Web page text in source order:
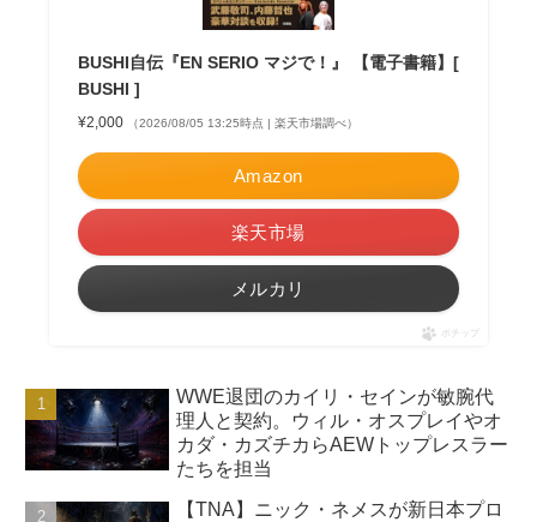
BUSHI自伝『EN SERIO マジで！』 【電子書籍】[
BUSHI ]
¥2,000 （2026/08/05 13:25時点 | 楽天市場調べ）
Amazon
楽天市場
メルカリ
ポチップ
WWE退団のカイリ・セインが敏腕代
理人と契約。ウィル・オスプレイやオ
カダ・カズチカらAEWトップレスラー
たちを担当
【TNA】ニック・ネメスが新日本プロ